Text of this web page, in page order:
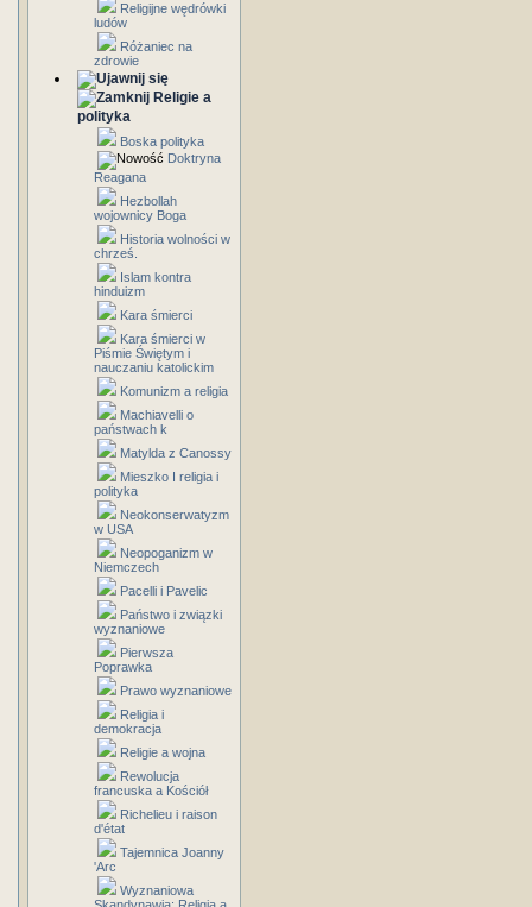
Religijne wędrówki
ludów
Różaniec na
zdrowie
Religie a
polityka
Boska polityka
Doktryna
Reagana
Hezbollah
wojownicy Boga
Historia wolności w
chrześ.
Islam kontra
hinduizm
Kara śmierci
Kara śmierci w
Piśmie Świętym i
nauczaniu katolickim
Komunizm a religia
Machiavelli o
państwach k
Matylda z Canossy
Mieszko I religia i
polityka
Neokonserwatyzm
w USA
Neopoganizm w
Niemczech
Pacelli i Pavelic
Państwo i związki
wyznaniowe
Pierwsza
Poprawka
Prawo wyznaniowe
Religia i
demokracja
Religie a wojna
Rewolucja
francuska a Kościół
Richelieu i raison
d'état
Tajemnica Joanny
'Arc
Wyznaniowa